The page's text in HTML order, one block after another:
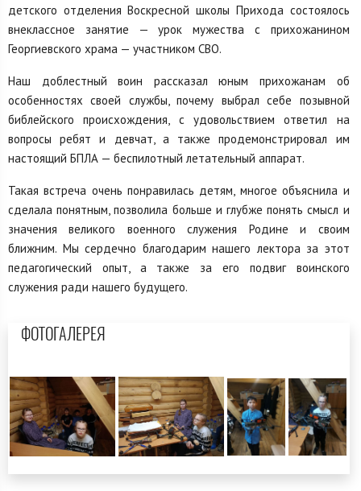
детского отделения Воскресной школы Прихода состоялось
внеклассное занятие — урок мужества с прихожанином
Георгиевского храма — участником СВО.
Наш доблестный воин рассказал юным прихожанам об
особенностях своей службы, почему выбрал себе позывной
библейского происхождения, с удовольствием ответил на
вопросы ребят и девчат, а также продемонстрировал им
настоящий БПЛА — беспилотный летательный аппарат.
Такая встреча очень понравилась детям, многое объяснила и
сделала понятным, позволила больше и глубже понять смысл и
значения великого военного служения Родине и своим
ближним. Мы сердечно благодарим нашего лектора за этот
педагогический опыт, а также за его подвиг воинского
служения ради нашего будущего.
ФОТОГАЛЕРЕЯ